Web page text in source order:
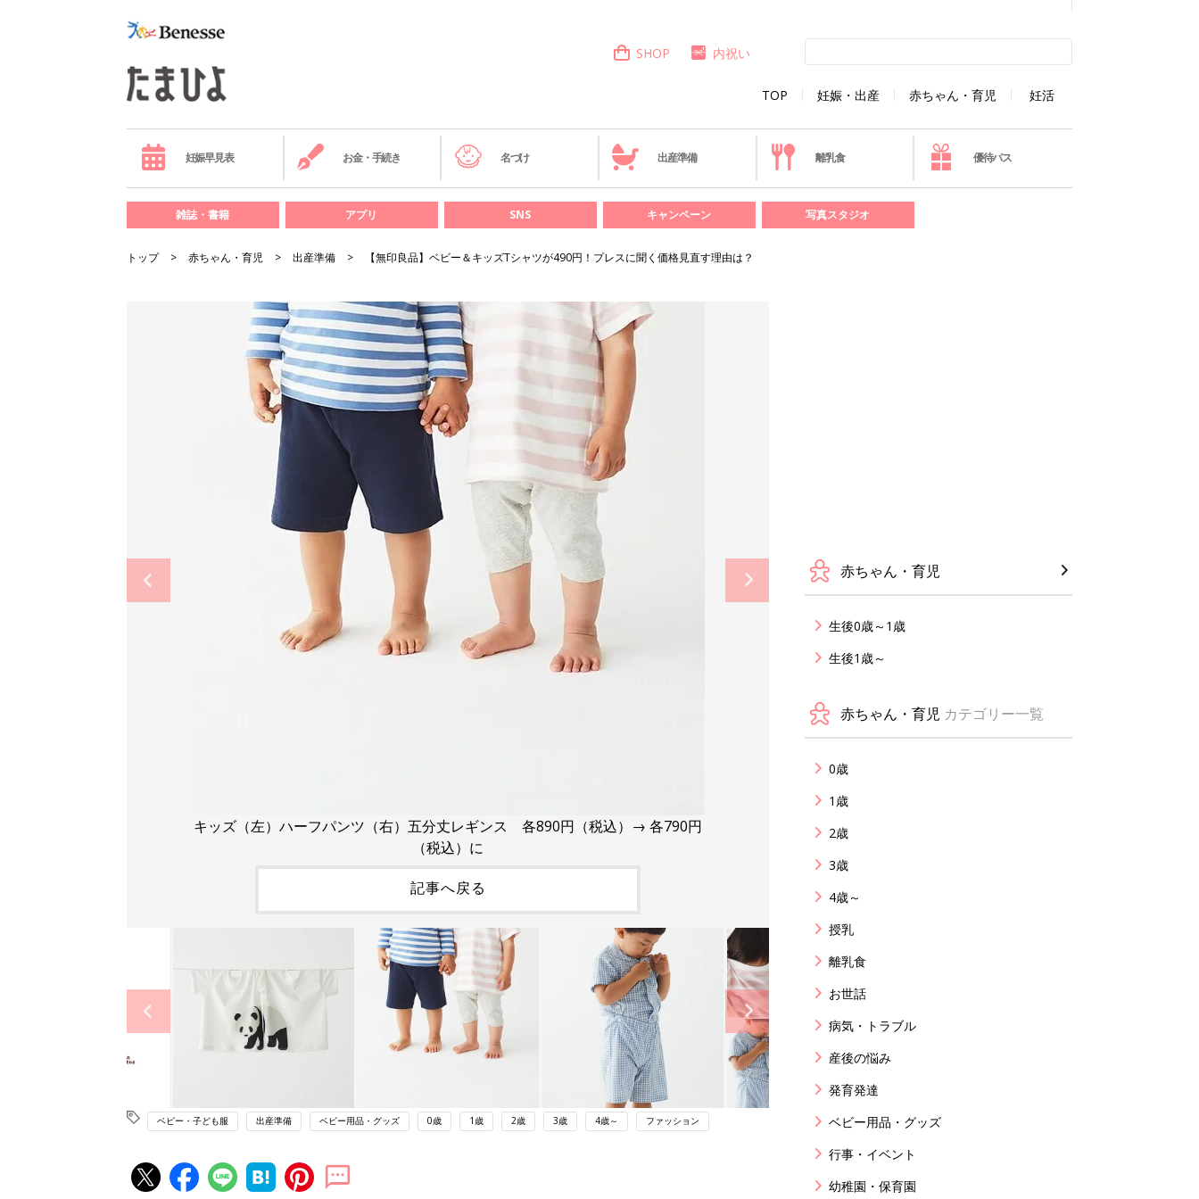
TOP 妊娠・出産 赤ちゃん・育児 妊活
SHOP 内祝い
妊娠早見表 お金・手続き 名づけ 出産準備 離乳食 優待パス
雑誌・書籍 アプリ SNS キャンペーン 写真スタジオ
トップ 赤ちゃん・育児 出産準備 【無印良品】ベビー＆キッズTシャツが490円！プレスに聞く価格見直す理由は？
キッズ（左）ハーフパンツ（右）五分丈レギンス 各890円（税込）→ 各790円
（税込）に
記事へ戻る
ベビー・子ども服 出産準備 ベビー用品・グッズ 0歳 1歳 2歳 3歳 4歳～ ファッション
赤ちゃん・育児
生後0歳～1歳
生後1歳～
赤ちゃん・育児 カテゴリー一覧
0歳
1歳
2歳
3歳
4歳～
授乳
離乳食
お世話
病気・トラブル
産後の悩み
発育発達
ベビー用品・グッズ
行事・イベント
幼稚園・保育園